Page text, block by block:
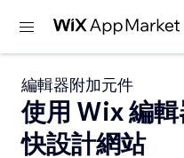
編輯器附加元件
使用 Wix 編
快設計網站